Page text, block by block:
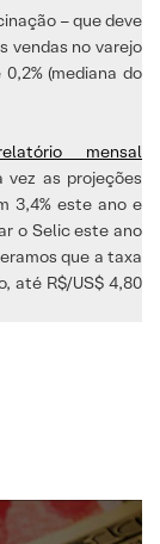
– que deve
vendas no varejo
(mediana do
mensal
vez as projeções
3,4% este ano e
o Selic este ano
que a taxa
até R$/US$ 4,80